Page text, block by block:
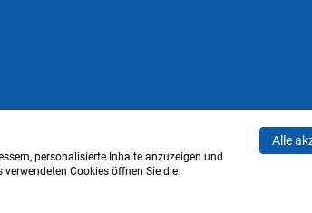
AGB Privacy Policy Impressum
Cookie-
personalisierte Inhalte anzuzeigen und
Cookies öffnen Sie die
Alle